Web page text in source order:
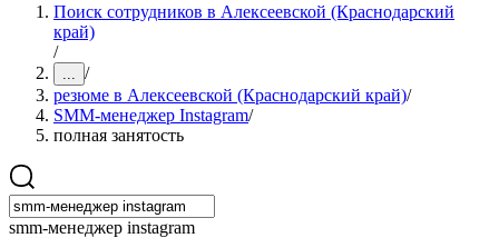
Поиск сотрудников в Алексеевской (Краснодарский
край)
/
... /
резюме в Алексеевской (Краснодарский край)/
SMM-менеджер Instagram/
полная занятость
smm-менеджер instagram